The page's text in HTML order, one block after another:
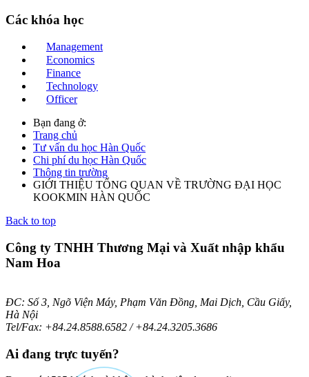
Các khóa học
Management
Economics
Finance
Technology
Officer
Bạn đang ở:
Trang chủ
Tư vấn du học Hàn Quốc
Chi phí du học Hàn Quốc
Thông tin trường
GIỚI THIỆU TỔNG QUAN VỀ TRƯỜNG ĐẠI HỌC
KOOKMIN HÀN QUỐC
Back to top
Công ty TNHH Thương Mại và Xuất nhập khẩu
Nam Hoa
ĐC: Số 3, Ngõ Viện Máy, Phạm Văn Đồng, Mai Dịch, Cầu Giấy,
Hà Nội
Tel/Fax: +84.24.8588.6582 / +84.24.3205.3686
Ai đang trực tuyến?